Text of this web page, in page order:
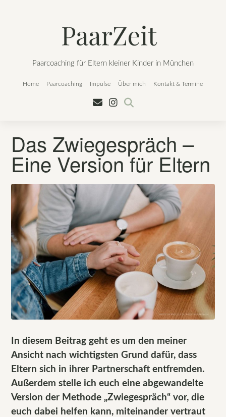
Paarcoaching für Eltern kleiner Kinder in München
Home Paarcoaching Impulse Über mich Kontakt & Termine
Das Zwiegespräch –
Eine Version für Eltern
In diesem Beitrag geht es um den meiner
Ansicht nach wichtigsten Grund dafür, dass
Eltern sich in ihrer Partnerschaft entfremden.
Außerdem stelle ich euch eine abgewandelte
Version der Methode „Zwiegespräch“ vor, die
euch dabei helfen kann, miteinander vertraut